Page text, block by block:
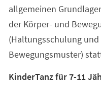
allgemeinen
der Körper- und
(Haltungsschulung
Bewegungsmuster)
KinderTanz für 7-11